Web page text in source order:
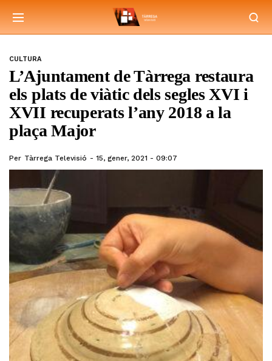
CULTURA
L’Ajuntament de Tàrrega restaura
els plats de viàtic dels segles XVI i
XVII recuperats l’any 2018 a la
plaça Major
Per Tàrrega Televisió 15, gener, 2021 - 09:07